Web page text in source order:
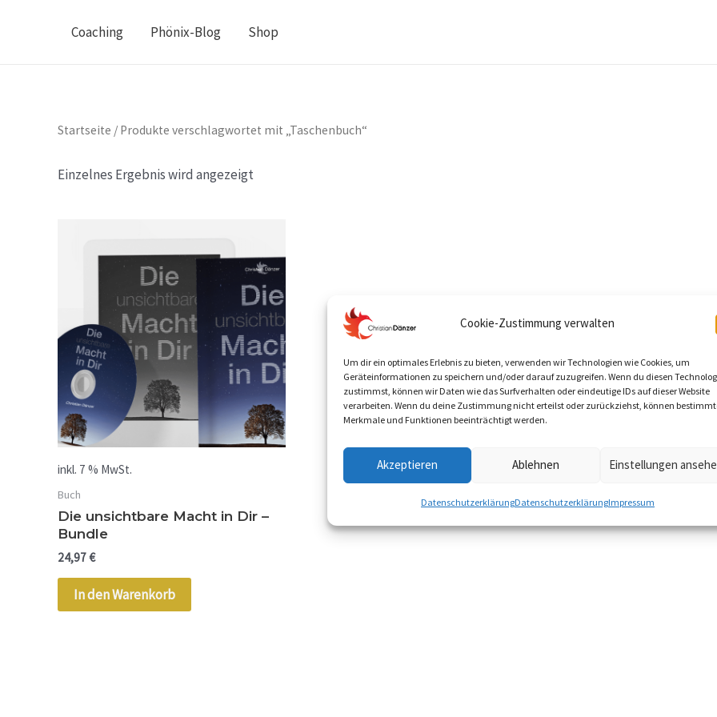
Cookie-Zustimmung verwalten
Um dir ein optimales Erlebnis zu bieten, verwenden wir Technologien wie Cookies, um
Geräteinformationen zu speichern und/oder darauf zuzugreifen. Wenn du diesen
zustimmst, können wir Daten wie das Surfverhalten oder eindeutige IDs auf dieser Website
verarbeiten. Wenn du deine Zustimmung nicht erteilst oder zurückziehst, können
Merkmale und Funktionen beeinträchtigt werden.
Akzeptieren Ablehnen Einstellungen
DatenschutzerklärungDatenschutzerklärungImpressum
Coaching Phönix-Blog Shop
Startseite / Produkte verschlagwortet mit „Taschenbuch“
Einzelnes Ergebnis wird angezeigt
inkl. 7 % MwSt.
Buch
Die unsichtbare Macht in Dir –
Bundle
24,97€
In den Warenkorb